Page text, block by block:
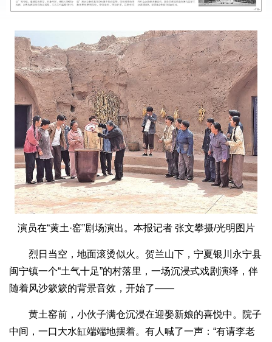
演员在“黄土·窑”剧场演出。本报记者 张文攀摄/光明图片
烈日当空，地面滚烫似火。贺兰山下，宁夏银川永宁县
闽宁镇一个“土气十足”的村落里，一场沉浸式戏剧演绎，伴
随着风沙簌簌的背景音效，开始了——
黄土窑前，小伙子满仓沉浸在迎娶新娘的喜悦中。院子
中间，一口大水缸端端地摆着。有人喊了一声：“有请李老